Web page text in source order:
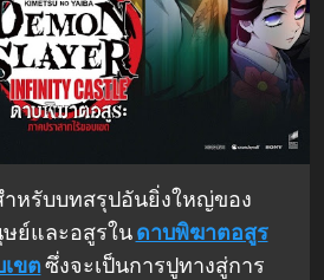
หรับบทสรุปอันยิ่งใหญ่ของ
ย์และอสูรในดาบพิฆาตอสูร
ขตซึ่งจะเป็นการปูทางสู่การ